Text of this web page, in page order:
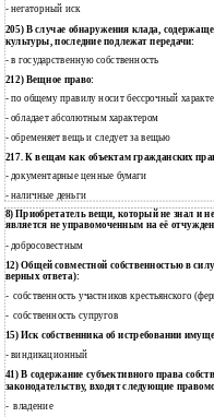
- негаторный иск
205) В случае обнаружения клада,
культуры, последние подлежат передачи:
- в государственную собственность
212) Вещное право:
- по общему правилу носит бессрочный
- обладает абсолютным характером
- обременяет вещь и следует за вещью
217. К вещам как объектам гражданских
- документарные ценные бумаги
- наличные деньги
8) Приобретатель вещи, который не знал и
является не управомоченным на её
- добросовестным
12) Общей совместной собственностью в
верных ответа):
- собственность участников крестьянского
- собственность супругов
15) Иск собственника об истребовании
- виндикационный
41) В содержание субъективного права
законодательству, входят следующие
- владение